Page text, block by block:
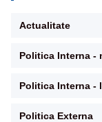
Actualitate
Politica Interna -
Politica Interna -
Politica Externa